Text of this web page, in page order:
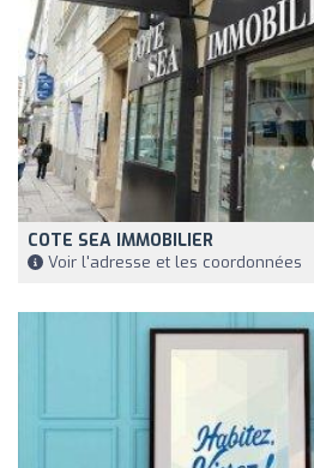
COTE SEA IMMOBILIER
Voir l'adresse et les coordonnées